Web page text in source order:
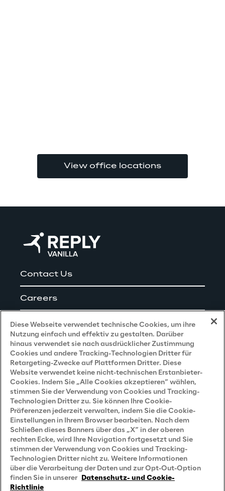
View office locations
Contact Us
Careers
Impressum
Privacy and Legal
Datenschutz- und Cookie Richtlinie
Datenschutzhinweis(Bewerber)
Datenschutzhinweis (Kunden)
Datenschutzhinweis(Dienstleister)
Datenschutzhinweis(Marketing)
Grundsatzerklärung - LKSG (Deutschland)
Diese Webseite verwendet technische Cookies, um ihre
Nutzung einfach und effektiv zu gestalten. Darüber
hinaus verwendet sie nach ausdrücklicher Zustimmung
Cookies und andere Tracking-Technologien Dritter für
Retargeting-Zwecke auf Plattformen Dritter. Diese
Website verwendet keine nicht-technischen Erstanbieter-
Cookies. Indem Sie „Alle Cookies akzeptieren“ wählen,
stimmen Sie der Verwendung von Cookies und Tracking-
Technologien Dritter zu. Sie können Ihre Cookie-
Präferenzen jederzeit verwalten, indem Sie die Cookie-
Einstellungen in Ihrem Browser bearbeiten. Nach dem
Schließen dieses Banners über das „X“ in der oberen
rechten Ecke, wird Ihre Navigation fortgesetzt und Sie
stimmen der Verwendung von Cookies und Tracking-
Technologien Dritter nicht zu. Weitere Informationen
über die Verarbeitung der Daten und zur Opt-Out-Option
finden Sie in unserer Datenschutz- und Cookie-
Richtlinie